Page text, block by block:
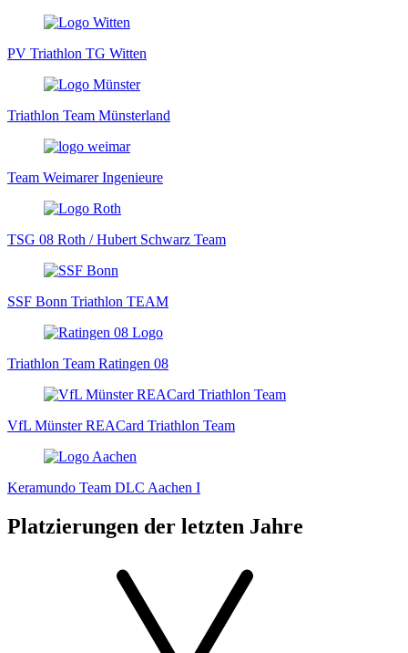
PV Triathlon TG Witten
Triathlon Team Münsterland
Team Weimarer Ingenieure
TSG 08 Roth / Hubert Schwarz Team
SSF Bonn Triathlon TEAM
Triathlon Team Ratingen 08
VfL Münster REACard Triathlon Team
Keramundo Team DLC Aachen I
Platzierungen der letzten Jahre